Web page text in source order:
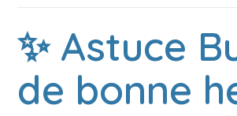
✨ Astuce
de bonne